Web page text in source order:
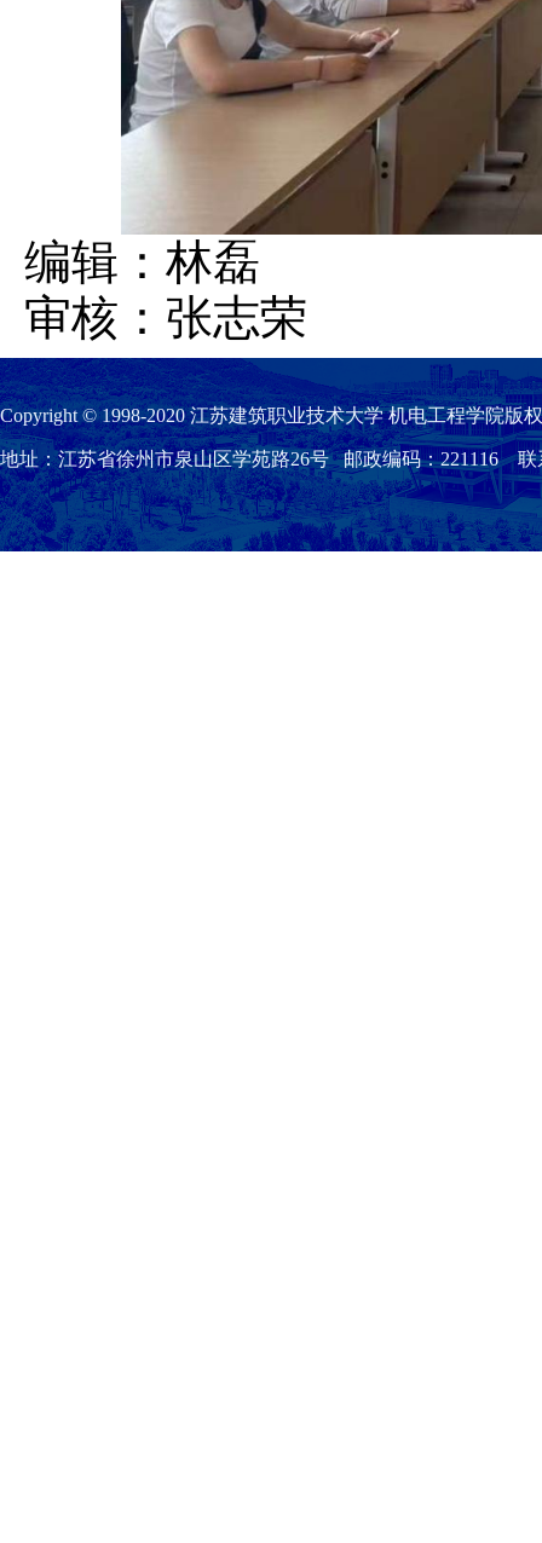
编辑：林磊
审核：张志荣
Copyright © 1998-2020 江苏建筑职业技术大学 机电工程学院版
地址：江苏省徐州市泉山区学苑路26号 邮政编码：221116 联